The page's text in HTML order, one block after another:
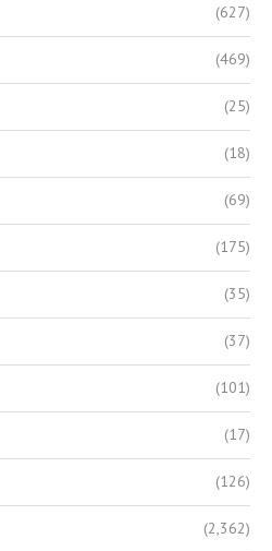
(627)
(469)
(25)
(18)
(69)
(175)
(35)
(37)
(101)
(17)
(126)
(2,362)